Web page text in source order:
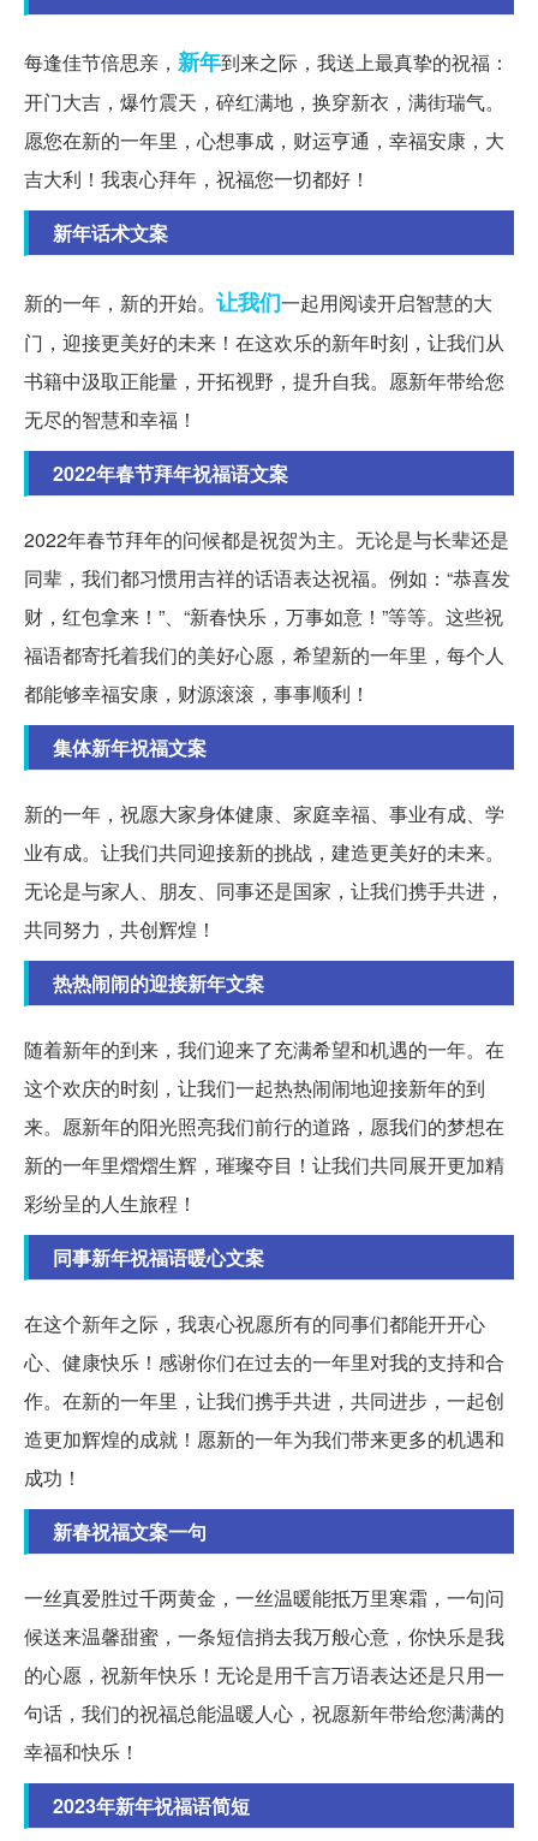
每逢佳节倍思亲， 新年到来之际，我送上最真挚的祝福：
开门大吉，爆竹震天，碎红满地，换穿新衣，满街瑞气。
愿您在新的一年里，心想事成，财运亨通，幸福安康，大
吉大利！我衷心拜年，祝福您一切都好！
新年话术文案
新的一年，新的开始。 让我们一起用阅读开启智慧的大
门，迎接更美好的未来！在这欢乐的新年时刻，让我们从
书籍中汲取正能量，开拓视野，提升自我。愿新年带给您
无尽的智慧和幸福！
2022年春节拜年祝福语文案
2022年春节拜年的问候都是祝贺为主。无论是与长辈还是
同辈，我们都习惯用吉祥的话语表达祝福。例如：“恭喜发
财，红包拿来！”、“新春快乐，万事如意！”等等。这些祝
福语都寄托着我们的美好心愿，希望新的一年里，每个人
都能够幸福安康，财源滚滚，事事顺利！
集体新年祝福文案
新的一年，祝愿大家身体健康、家庭幸福、事业有成、学
业有成。让我们共同迎接新的挑战，建造更美好的未来。
无论是与家人、朋友、同事还是国家，让我们携手共进，
共同努力，共创辉煌！
热热闹闹的迎接新年文案
随着新年的到来，我们迎来了充满希望和机遇的一年。在
这个欢庆的时刻，让我们一起热热闹闹地迎接新年的到
来。愿新年的阳光照亮我们前行的道路，愿我们的梦想在
新的一年里熠熠生辉，璀璨夺目！让我们共同展开更加精
彩纷呈的人生旅程！
同事新年祝福语暖心文案
在这个新年之际，我衷心祝愿所有的同事们都能开开心
心、健康快乐！感谢你们在过去的一年里对我的支持和合
作。在新的一年里，让我们携手共进，共同进步，一起创
造更加辉煌的成就！愿新的一年为我们带来更多的机遇和
成功！
新春祝福文案一句
一丝真爱胜过千两黄金，一丝温暖能抵万里寒霜，一句问
候送来温馨甜蜜，一条短信捎去我万般心意，你快乐是我
的心愿，祝新年快乐！无论是用千言万语表达还是只用一
句话，我们的祝福总能温暖人心，祝愿新年带给您满满的
幸福和快乐！
2023年新年祝福语简短